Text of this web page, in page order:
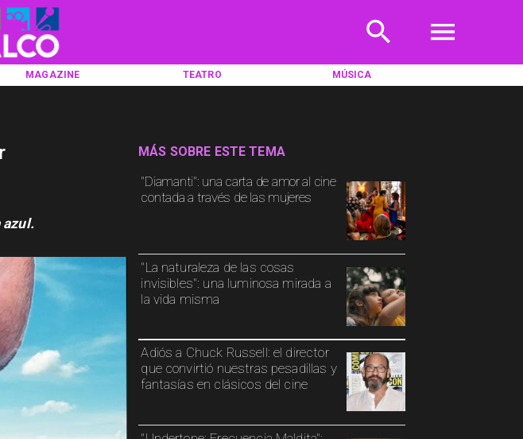
MAGAZINE TEATRO MÚSICA
"Diamanti": una carta de amor al cine
contada a través de las mujeres
"La naturaleza de las cosas
invisibles": una luminosa mirada a
la vida misma
Adiós a Chuck Russell: el director
que convirtió nuestras pesadillas y
fantasías en clásicos del cine
MÁS SOBRE ESTE TEMA
azul.